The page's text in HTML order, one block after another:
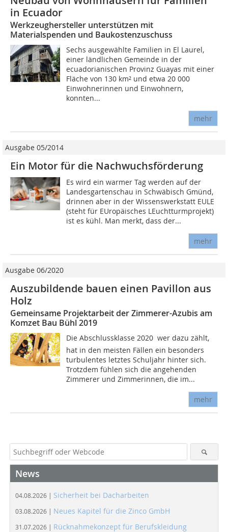
in Ecuador
Werkzeughersteller unterstützen mit
Materialspenden und Baukostenzuschuss
Sechs ausgewählte Familien in El Laurel,
einer ländlichen Gemeinde in der
ecuadorianischen Provinz Guayas mit einer
Fläche von 130 km² und etwa 20 000
Einwohnerinnen und Einwohnern,
konnten...
mehr
Ausgabe 05/2014
Ein Motor für die Nachwuchsförderung
Es wird ein warmer Tag werden auf der
Landesgartenschau in Schwäbisch Gmünd,
drinnen aber in der Wissenswerkstatt EULE
(steht für EUropäisches LEuchtturmprojekt)
ist es kühl. Man merkt, dass der...
mehr
Ausgabe 06/2020
Auszubildende bauen einen Pavillon aus
Holz
Gemeinsame Projektarbeit der Zimmerer-Azubis am
Komzet Bau Bühl 2019
Die Abschlussklasse 2020  wer dazu zählt,
hat in den meisten Fällen ein besonders
turbulentes letztes Schuljahr hinter sich.
Trotzdem fühlen sich die angehenden
Zimmerer und Zimmerinnen, die im...
mehr
News
04.08.2026 | Sicherheit bei Dacharbeiten
03.08.2026 | Neues Kapitel für die Zinco GmbH
31.07.2026 | Rücknahmekonzept für Berufskleidung